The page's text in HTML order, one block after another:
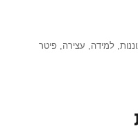
,למידה, עצירה,פיטר